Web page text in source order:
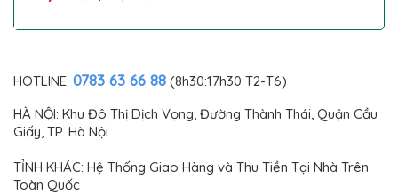
HOTLINE: 0783 63 66 88 (8h30:17h30 T2-T6)
HÀ NỘI: Khu Đô Thị Dịch Vọng, Đường Thành Thái, Quận Cầu
Giấy, TP. Hà Nội
TỈNH KHÁC: Hệ Thống Giao Hàng và Thu Tiền Tại Nhà Trên
Toàn Quốc